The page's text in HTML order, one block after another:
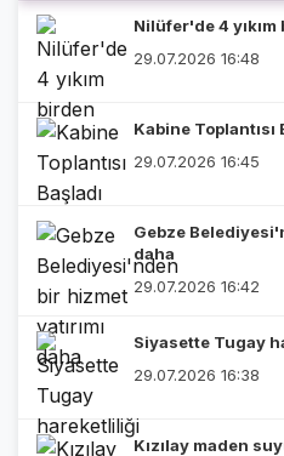
Nilüfer'de 4 yıkım
29.07.2026 16:48
Kabine Toplantısı
29.07.2026 16:45
Gebze
daha
29.07.2026 16:42
Siyasette Tugay
29.07.2026 16:38
Kızılay maden